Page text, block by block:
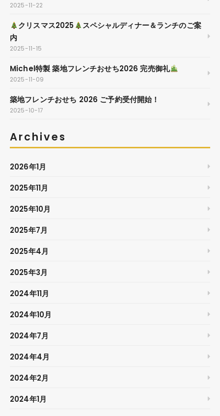
2025-11-22
クリスマス2025
スペシャルディナー＆ランチのご案
内
2025-11-15
Michel特製 築地フレンチおせち2026 完売御礼
2025-11-09
築地フレンチおせち 2026 ご予約受付開始！
2025-10-17
Archives
2026年1月
2025年11月
2025年10月
2025年7月
2025年4月
2025年3月
2024年11月
2024年10月
2024年7月
2024年4月
2024年2月
2024年1月